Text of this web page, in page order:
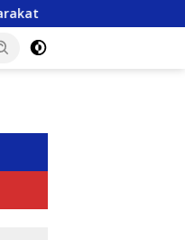
DPRD Kepri Gelar